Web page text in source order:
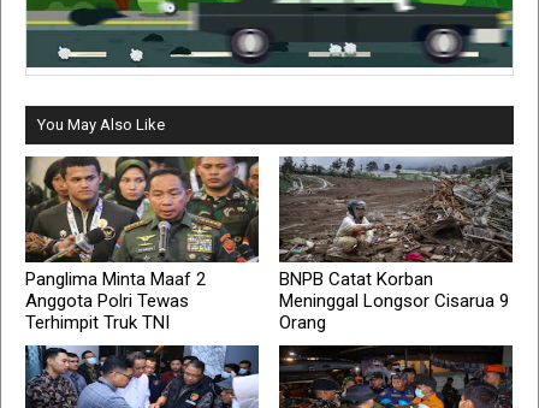
You May Also Like
Panglima Minta Maaf 2
Anggota Polri Tewas
Terhimpit Truk TNI
BNPB Catat Korban
Meninggal Longsor Cisarua 9
Orang